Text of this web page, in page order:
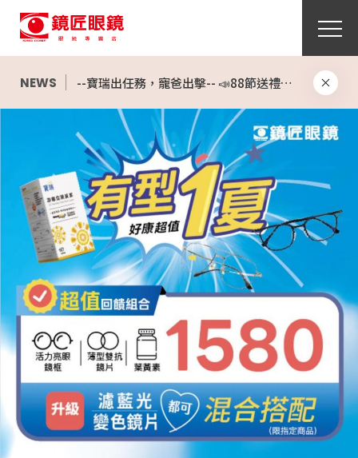
NEWS
【酷柏】美怡天散光日拋2盒折360元
👓 好康超值 有型一夏 ✨ 超值雙享受 給自己一個全新造型，也給雙眼最好的呵護！
【嬌生】歐舒適日拋2盒1,850元；5盒送1盒，再送韓團CORTIS小卡
防曬好物大集合 太陽眼鏡,太陽套鏡,前掛鏡架
鏡匠眼鏡 會員推薦機制 現正實施中
📣新品上市📣【愛視爾 3D舒視個人化(F-3)漸進鏡片】
26年式新品上市,全面特惠開賣
Oakley全新款式全面上架
明星最愛 ▶ RayBan 2026太陽鏡新品登場
鏡匠眼鏡上架2026最新 Rokid Glasses｜AI 智慧眼鏡 — 看世界的方式從此不同。
鏡匠徵才
2026全新智能AR 眼鏡 ▶ Rokid AR Spatial 沉浸體驗
✨SUPER系列太陽鏡強勢登場 全面7折✨
線上訂/門市取/送到家